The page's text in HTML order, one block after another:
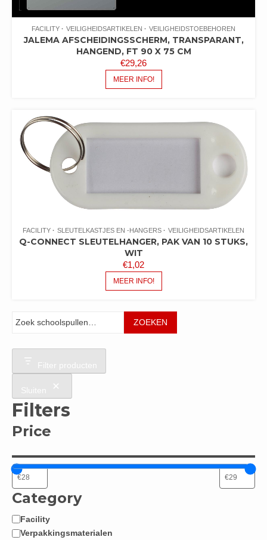
FACILITY VEILIGHEIDSARTIKELEN VEILIGHEIDSTOEBEHOREN
JALEMA AFSCHEIDINGSSCHERM, TRANSPARANT,
HANGEND, FT 90 X 75 CM
€29,26
MEER INFO!
FACILITY SLEUTELKASTJES EN -HANGERS VEILIGHEIDSARTIKELEN
Q-CONNECT SLEUTELHANGER, PAK VAN 10 STUKS,
WIT
€1,02
MEER INFO!
ZOEKEN
Filter producten
Sluiten
Filters
Price
Category
Categorie
Facility
Verpakkingsmaterialen